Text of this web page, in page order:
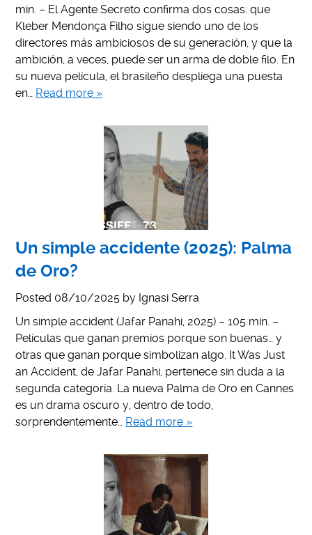
min. – El Agente Secreto confirma dos cosas: que
Kleber Mendonça Filho sigue siendo uno de los
directores más ambiciosos de su generación, y que la
ambición, a veces, puede ser un arma de doble filo. En
su nueva película, el brasileño despliega una puesta
en… Read more »
Un simple accidente (2025): Palma
de Oro?
Posted 08/10/2025 by Ignasi Serra
Un simple accident (Jafar Panahi, 2025) – 105 min. –
Películas que ganan premios porque son buenas… y
otras que ganan porque simbolizan algo. It Was Just
an Accident, de Jafar Panahi, pertenece sin duda a la
segunda categoría. La nueva Palma de Oro en Cannes
es un drama oscuro y, dentro de todo,
sorprendentemente… Read more »